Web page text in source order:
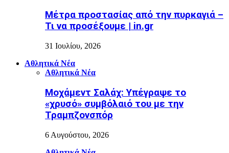
Μέτρα προστασίας από την πυρκαγιά –
Τι να προσέξουμε | in.gr
31 Ιουλίου, 2026
Αθλητικά Νέα
Αθλητικά Νέα
Μοχάμεντ Σαλάχ: Υπέγραψε το
«χρυσό» συμβόλαιό του με την
Τραμπζονσπόρ
6 Αυγούστου, 2026